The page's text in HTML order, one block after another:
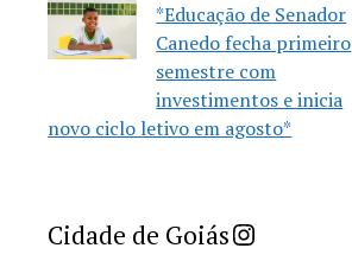
*Educação de Senador
Canedo fecha primeiro
semestre com
investimentos e inicia
novo ciclo letivo em agosto*
Cidade de GoiásImprensa Criativa da Cidade de Goiás